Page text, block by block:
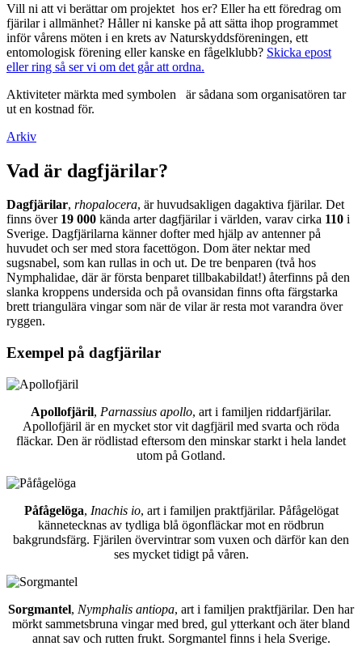
Vill ni att vi berättar om projektet hos er? Eller ha ett föredrag om
fjärilar i allmänhet? Håller ni kanske på att sätta ihop programmet
inför vårens möten i en krets av Naturskyddsföreningen, ett
entomologisk förening eller kanske en fågelklubb? Skicka epost
eller ring så ser vi om det går att ordna.
Aktiviteter märkta med symbolen
är sådana som organisatören tar
ut en kostnad för.
Arkiv
Vad är dagfjärilar?
Dagfjärilar, rhopalocera, är huvudsakligen dagaktiva fjärilar. Det
finns över 19 000 kända arter dagfjärilar i världen, varav cirka 110 i
Sverige. Dagfjärilarna känner dofter med hjälp av antenner på
huvudet och ser med stora facettögon. Dom äter nektar med
sugsnabel, som kan rullas in och ut. De tre benparen (två hos
Nymphalidae, där är första benparet tillbakabildat!) återfinns på den
slanka kroppens undersida och på ovansidan finns ofta färgstarka
brett triangulära vingar som när de vilar är resta mot varandra över
ryggen.
Exempel på dagfjärilar
Apollofjäril, Parnassius apollo, art i familjen riddarfjärilar.
Apollofjäril är en mycket stor vit dagfjäril med svarta och röda
fläckar. Den är rödlistad eftersom den minskar starkt i hela landet
utom på Gotland.
Påfågelöga, Inachis io, art i familjen praktfjärilar. Påfågelögat
kännetecknas av tydliga blå ögonfläckar mot en rödbrun
bakgrundsfärg. Fjärilen övervintrar som vuxen och därför kan den
ses mycket tidigt på våren.
Sorgmantel, Nymphalis antiopa, art i familjen praktfjärilar. Den har
mörkt sammetsbruna vingar med bred, gul ytterkant och äter bland
annat sav och rutten frukt. Sorgmantel finns i hela Sverige.